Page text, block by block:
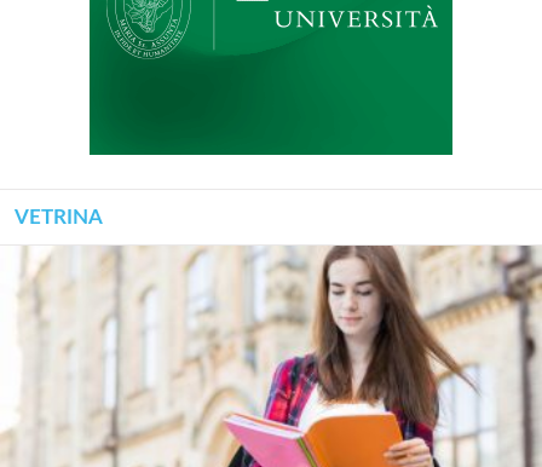
VETRINA